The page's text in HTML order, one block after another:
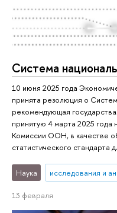
Система
10 июня 2025 года
принята резолюция о
рекомендующая
принятую 4 марта 2025 года
Комиссии ООН, в качестве
статистического стандарта
Наука исследования и
13 февраля